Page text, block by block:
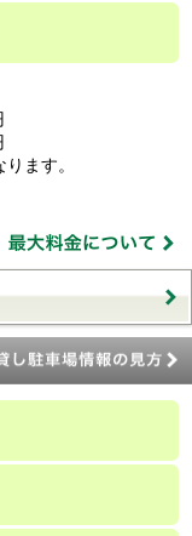
ます。